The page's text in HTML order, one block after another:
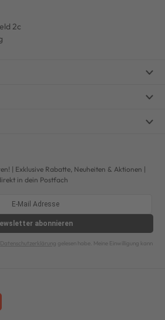
2c
| Exklusive Rabatte, Neuheiten & Aktionen |
in dein Postfach
abonnieren
Datenschutzerklärung gelesen habe. Meine Einwilligung kann